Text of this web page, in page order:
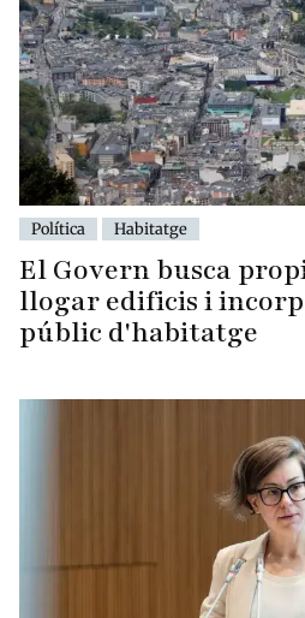
Política Habitatge
El Govern busca
llogar edificis i
públic d'habitatge